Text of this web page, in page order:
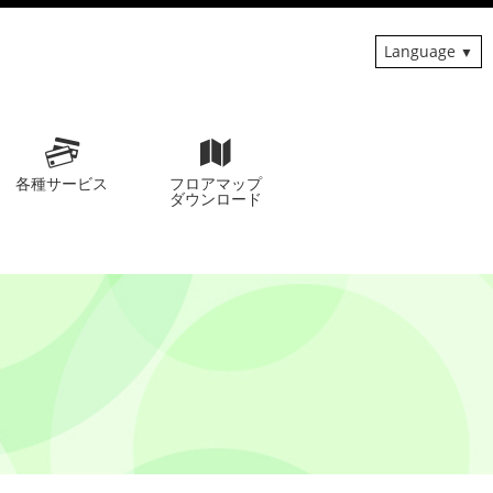
各種サービス フロアマップ
ダウンロード
Language